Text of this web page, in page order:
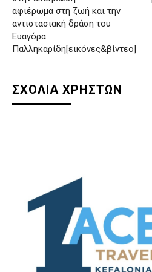
αφιέρωμα στη ζωή και την
αντιστασιακή δράση του
Ευαγόρα
Παλληκαρίδη[εικόνες&βίντεο]
ΣΧΟΛΙΑ ΧΡΗΣΤΩΝ